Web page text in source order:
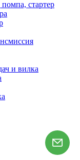
помпа, стартер
и вилка